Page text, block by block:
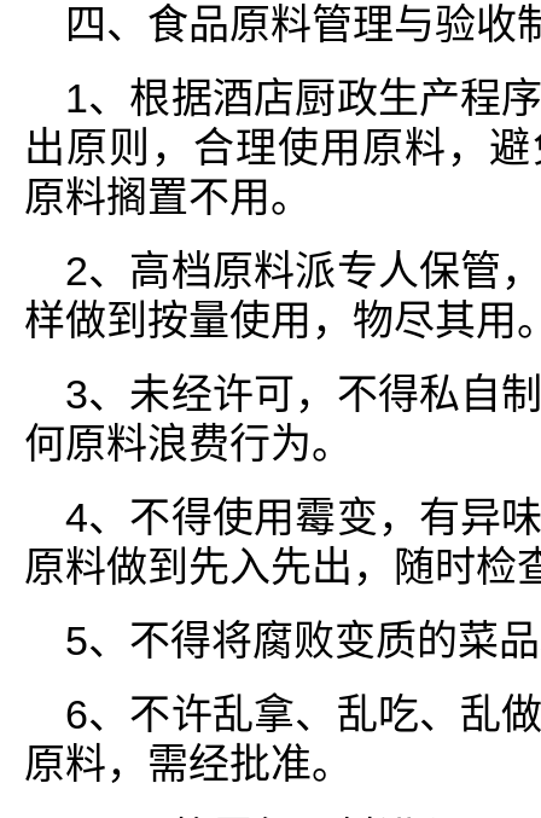
四、食品原料管理与验收
1、根据酒店厨政生产程
出原则，合理使用原料，
原料搁置不用。
2、高档原料派专人保管
样做到按量使用，物尽其用
3、未经许可，不得私自
何原料浪费行为。
4、不得使用霉变，有异
原料做到先入先出，随时检
5、不得将腐败变质的菜
6、不许乱拿、乱吃、乱
原料，需经批准。